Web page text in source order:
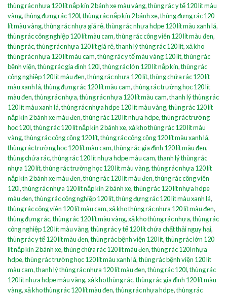
thùng rác nhựa 120 lít nắp kín 2 bánh xe màu vàng,thùng rác y tế 120 lít màu
vàng,thùng đựng rác 120l,thùng rác nắp kín 2 bánh xe,thùng đựng rác 120
lít màu vàng,thùng rác nhựa giá rẻ,thùng rác nhựa hdpe 120 lít màu xanh lá,
thùng rác công nghiệp 120 lít màu cam,thùng rác công viên 120 lít màu đen,
thùng rác,thùng rác nhựa 120 lít giá rẻ,thanh lý thùng rác 120 lít,xả kho
thùng rác nhựa 120 lít màu cam,thùng rác y tế màu vàng 120 lít,thùng rác
bệnh viện,thùng rác gia đình 120l,thùng rác lớn 120 lít nắp kín,thùng rác
công nghiệp 120 lít màu đen,thùng rác nhựa 120 lít,thùng chứa rác 120 lít
màu xanh lá,thùng đựng rác 120 lít màu cam,thùng rác trường học 120 lít
màu đen,thùng rác nhựa,thùng rác nhựa 120 lít màu cam,thanh lý thùng rác
120 lít màu xanh lá,thùng rác nhựa hdpe 120 lít màu vàng,thùng rác 120 lít
nắp kín 2 bánh xe màu đen,thùng rác 120 lít nhựa hdpe,thùng rác trường
học 120l,thùng rác 120 lít nắp kín 2 bánh xe,xả kho thùng rác 120 lít màu
vàng,thùng rác công cộng 120 lít,thùng rác công cộng 120 lít màu xanh lá,
thùng rác trường học 120 lít màu cam,thùng rác gia đình 120 lít màu đen,
thùng chứa rác,thùng rác 120 lít nhựa hdpe màu cam,thanh lý thùng rác
nhựa 120 lít,thùng rác trường học 120 lít màu vàng,thùng rác nhựa 120 lít
nắp kín 2 bánh xe màu đen,thùng rác 120 lít màu đen,thùng rác công viên
120l,thùng rác nhựa 120 lít nắp kín 2 bánh xe,thùng rác 120 lít nhựa hdpe
màu đen,thùng rác công nghiệp 120 lít,thùng đựng rác 120 lít màu xanh lá,
thùng rác công viên 120 lít màu cam,xả kho thùng rác nhựa 120 lít màu đen,
thùng đựng rác,thùng rác 120 lít màu vàng,xả kho thùng rác nhựa,thùng rác
công nghiệp 120 lít màu vàng,thùng rác y tế 120 lít chứa chất thải nguy hại,
thùng rác y tế 120 lít màu đen,thùng rác bệnh viện 120 lít,thùng rác lớn 120
lít nắp kín 2 bánh xe,thùng chứa rác 120 lít màu đen,thùng rác 120l nhựa
hdpe,thùng rác trường học 120 lít màu xanh lá,thùng rác bệnh viện 120 lít
màu cam,thanh lý thùng rác nhựa 120 lít màu đen,thùng rác 120l,thùng rác
120 lít nhựa hdpe màu vàng,xả kho thùng rác,thùng rác gia đình 120 lít màu
vàng,xả kho thùng rác 120 lít màu đen,thùng rác nhựa hdpe,thùng rác